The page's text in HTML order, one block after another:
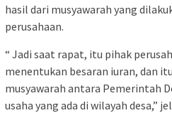
hasil dari musyawarah yang
perusahaan.
“ Jadi saat rapat, itu pihak
menentukan besaran iuran, dan
musyawarah antara Pemerintah
usaha yang ada di wilayah desa,”